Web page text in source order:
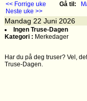
<< Forrige uke
Neste uke >>
Gå til:
Mandag 22 Juni 2026
Ingen Truse-Dagen
Kategori : Merkedager
Har du på deg truser? Vel,
Truse-Dagen.